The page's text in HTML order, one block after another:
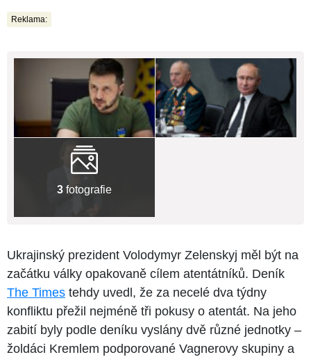
Reklama:
3 fotografie
Ukrajinský prezident Volodymyr Zelenskyj měl být na
začátku války opakovaně cílem atentátníků. Deník
The Times tehdy uvedl, že za necelé dva týdny
konfliktu přežil nejméně tři pokusy o atentát. Na jeho
zabití byly podle deníku vyslány dvě různé jednotky –
žoldáci Kremlem podporované Vagnerovy skupiny a